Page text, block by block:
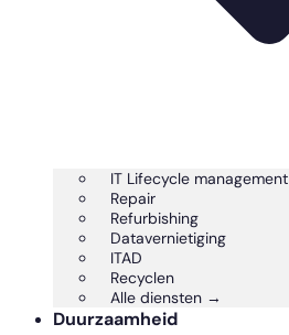
IT Lifecycle management
Repair
Refurbishing
Datavernietiging
ITAD
Recyclen
Alle diensten →
Duurzaamheid